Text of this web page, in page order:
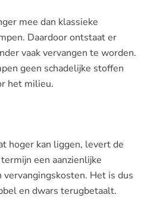
mee dan klassieke
Daardoor ontstaat er
vaak vervangen te worden.
geen schadelijke stoffen
het milieu.
hoger kan liggen, levert de
een aanzienlijke
Het is dus
en dwars terugbetaalt.